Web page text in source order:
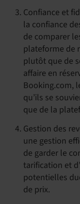
Confiance et
la confiance
de comparer
plateforme de
plutôt que de
affaire en
Booking.com,
qu’ils se
que de la
Gestion des
une gestion
de garder le
tarification et
potentielles
de prix.